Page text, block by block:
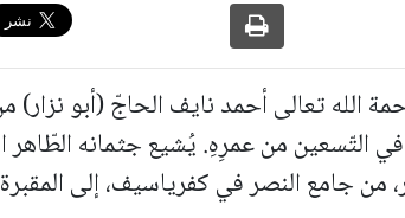
الله تعالى أحمد نايف الحاجّ (أبو
التّسعين من عمرِهِ. يُشيع جثمانه الطّاهر
من جامع النصر في كفرياسيف، إلى